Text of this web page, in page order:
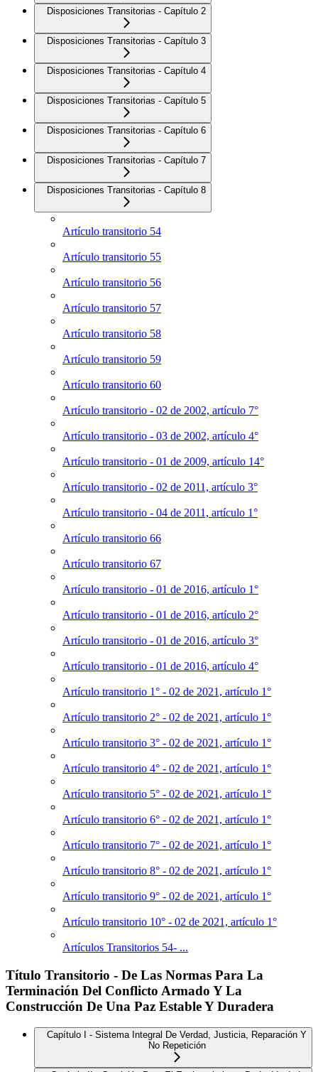
Disposiciones Transitorias - Capítulo 2
Disposiciones Transitorias - Capítulo 3
Disposiciones Transitorias - Capítulo 4
Disposiciones Transitorias - Capítulo 5
Disposiciones Transitorias - Capítulo 6
Disposiciones Transitorias - Capítulo 7
Disposiciones Transitorias - Capítulo 8
Artículo transitorio 54
Artículo transitorio 55
Artículo transitorio 56
Artículo transitorio 57
Artículo transitorio 58
Artículo transitorio 59
Artículo transitorio 60
Artículo transitorio - 02 de 2002, artículo 7°
Artículo transitorio - 03 de 2002, artículo 4°
Artículo transitorio - 01 de 2009, artículo 14°
Artículo transitorio - 02 de 2011, artículo 3°
Artículo transitorio - 04 de 2011, artículo 1°
Artículo transitorio 66
Artículo transitorio 67
Artículo transitorio - 01 de 2016, artículo 1°
Artículo transitorio - 01 de 2016, artículo 2°
Artículo transitorio - 01 de 2016, artículo 3°
Artículo transitorio - 01 de 2016, artículo 4°
Artículo transitorio 1° - 02 de 2021, artículo 1°
Artículo transitorio 2° - 02 de 2021, artículo 1°
Artículo transitorio 3° - 02 de 2021, artículo 1°
Artículo transitorio 4° - 02 de 2021, artículo 1°
Artículo transitorio 5° - 02 de 2021, artículo 1°
Artículo transitorio 6° - 02 de 2021, artículo 1°
Artículo transitorio 7° - 02 de 2021, artículo 1°
Artículo transitorio 8° - 02 de 2021, artículo 1°
Artículo transitorio 9° - 02 de 2021, artículo 1°
Artículo transitorio 10° - 02 de 2021, artículo 1°
Artículos Transitorios 54- ...
Título Transitorio - De Las Normas Para La
Terminación Del Conflicto Armado Y La
Construcción De Una Paz Estable Y Duradera
Capítulo I - Sistema Integral De Verdad, Justicia, Reparación Y
No Repetición